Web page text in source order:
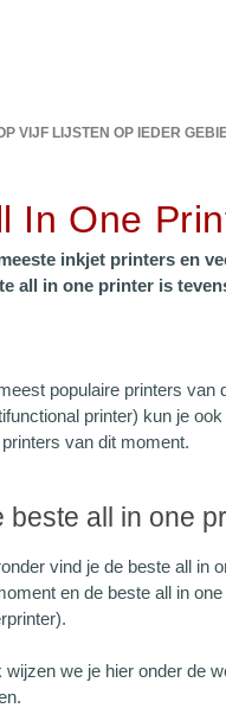
VIJF LIJSTEN OP IEDER
In One
inkjet printers en
all in one printer is
populaire printers van
printer) kun je
van dit moment.
beste all in one
vind je de beste all in
en de beste all in
wijzen we je hier onder de